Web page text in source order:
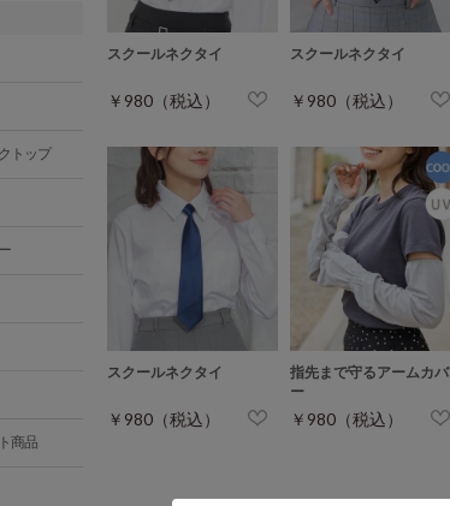
スクールネクタイ
￥980（税込）
スクールネクタイ
￥980（税込）
スクールネクタイ
￥980（税込）
指先まで守るアームカバ
ー
￥980（税込）
トップ
商品